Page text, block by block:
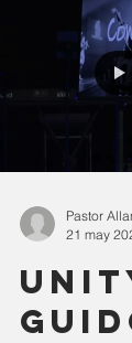
Pastor
21 may